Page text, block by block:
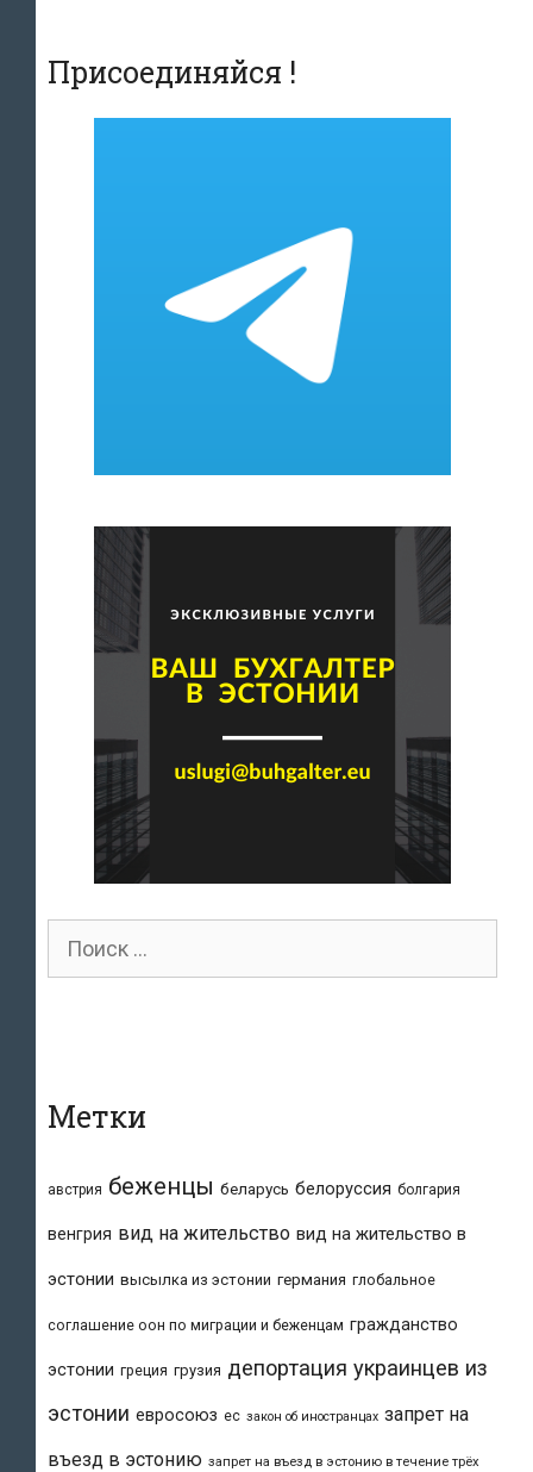
Присоединяйся !
Поиск
для:
Метки
австрия беженцы беларусь белоруссия болгария
венгрия вид на жительство вид на жительство в
эстонии высылка из эстонии германия глобальное
соглашение оон по миграции и беженцам гражданство
эстонии греция грузия депортация украинцев из
эстонии евросоюз ес закон об иностранцах запрет на
въезд в эстонию запрет на въезд в эстонию в течение трёх